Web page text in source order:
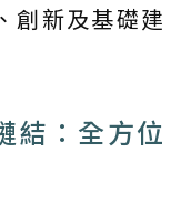
創新及基礎建
結：全方位